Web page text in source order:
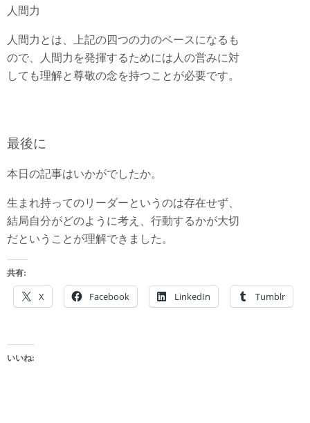
人間力
人間力とは、上記の四つの力のベースになるも
ので、人間力を発揮するためには人の営みに対
しても理解と尊敬の念を持つことが必要です。
最後に
本日の記事はいかがでしたか。
生まれ持ってのリーダーというのは存在せず、
結局自分がどのように考え、行動するかが大切
だということが理解できました。
共有:
X Facebook LinkedIn Tumblr
いいね: